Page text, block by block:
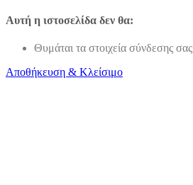
Αυτή η ιστοσελίδα δεν θα:
Θυμάται τα στοιχεία σύνδεσης σας
Αποθήκευση & Κλείσιμο